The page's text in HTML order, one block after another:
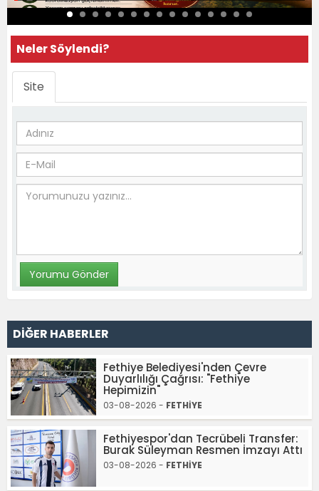
Neler Söylendi?
Site
DİĞER HABERLER
Fethiye Belediyesi'nden Çevre
Duyarlılığı Çağrısı: "Fethiye
Hepimizin"
03-08-2026 - FETHİYE
Fethiyespor'dan Tecrübeli Transfer:
Burak Süleyman Resmen İmzayı Attı
03-08-2026 - FETHİYE